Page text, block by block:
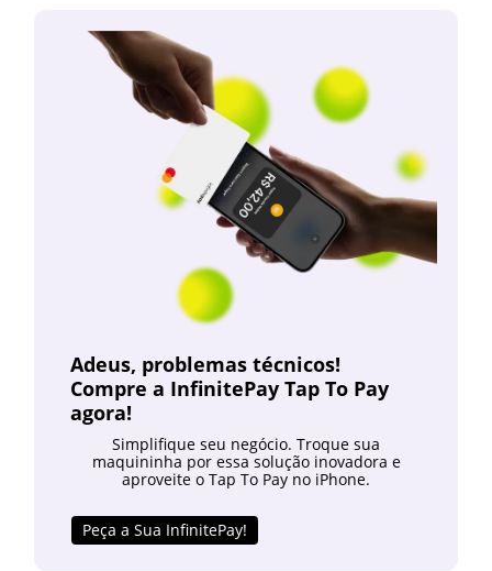
Adeus, problemas técnicos!
Compre a InfinitePay Tap To Pay
agora!
Simplifique seu negócio. Troque sua
maquininha por essa solução inovadora e
aproveite o Tap To Pay no iPhone.
Peça a Sua InfinitePay!